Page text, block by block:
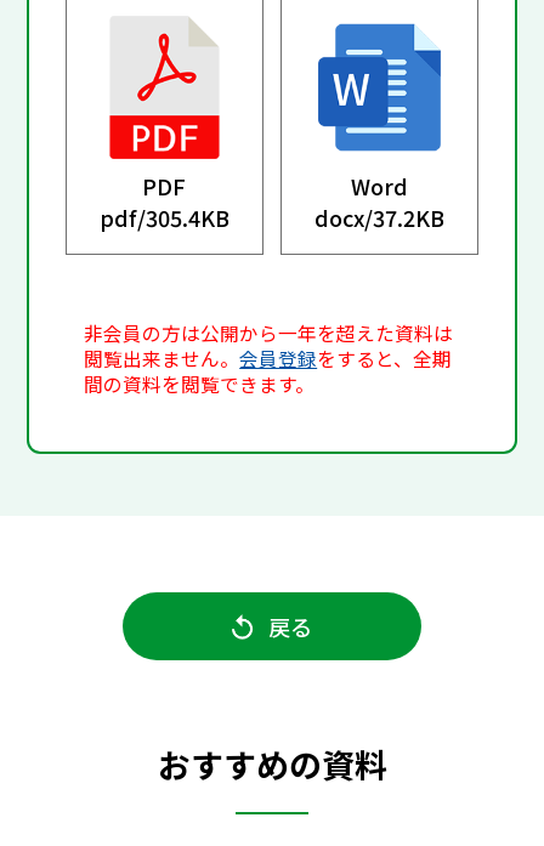
PDF
pdf/305.4KB
Word
docx/37.2KB
非会員の方は公開から一年を超えた資料は
閲覧出来ません。会員登録をすると、全期
間の資料を閲覧できます。
戻る
おすすめの資料